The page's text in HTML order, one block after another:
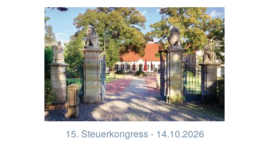
15. Steuerkongress - 14.10.2026